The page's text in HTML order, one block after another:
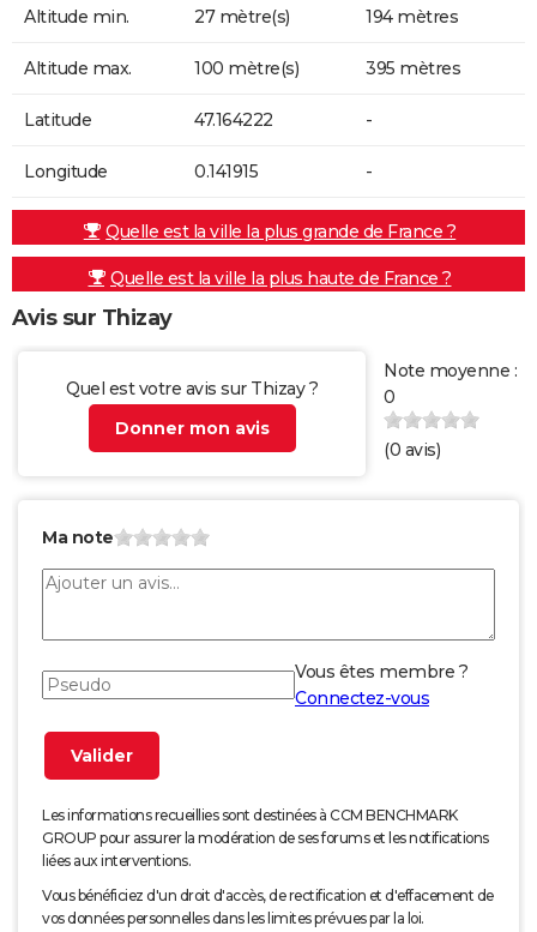
Altitude min. 27 mètre(s) 194 mètres
Altitude max. 100 mètre(s) 395 mètres
Latitude 47.164222 -
Longitude 0.141915 -
Quelle est la ville la plus grande de France ?
Quelle est la ville la plus haute de France ?
Avis sur Thizay
Quel est votre avis sur Thizay ?
Donner mon avis
Note moyenne :
0
(0 avis)
Ma note
Vous êtes membre ?
Connectez-vous
Les informations recueillies sont destinées à CCM BENCHMARK
GROUP pour assurer la modération de ses forums et les notifications
liées aux interventions.
Vous bénéficiez d'un droit d'accès, de rectification et d'effacement de
vos données personnelles dans les limites prévues par la loi.